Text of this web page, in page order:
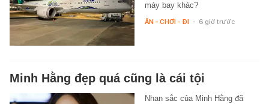
máy bay khác?
ĂN - CHƠI - ĐI - 6 giờ trước
Minh Hằng đẹp quá cũng là cái tội
Nhan sắc của Minh Hằng đã